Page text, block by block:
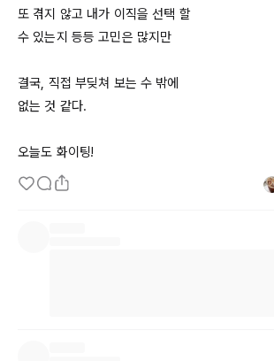
또 겪지 않고 내가 이직을 선택 할
수 있는지 등등 고민은 많지만
결국, 직접 부딪쳐 보는 수 밖에
없는 것 같다.
오늘도 화이팅!